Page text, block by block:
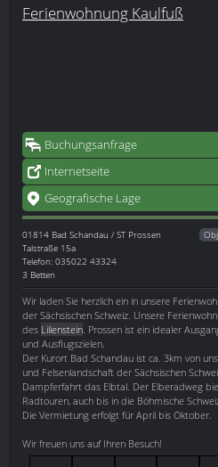
Ferienwohnung Kaulfuß
Buchungsanfrage
Internetseite
Geografische Lage
01814 Bad Schandau / ST Prossen
Talstraße 15a
Telefon: 035022 43324
3 Betten
Wir laden Sie herzlich ein in unsere
der Sächsischen Schweiz. Unsere
des Lilienstein . Prossen ist ein idealer
und Ausflugszielen.
Der Kurort Bad Schandau ist ca. 3km von
und Felsenlandschaft der Sächsischen
Dampferfahrt das Elbtal. Der Elberadweg
Radtouren, auch bis in die Böhmische
Die Vermietung erfolgt für April bis Oktober.
Wir freuen uns auf Ihren Besuch!